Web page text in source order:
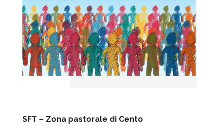
SFT – Zona pastorale di Cento